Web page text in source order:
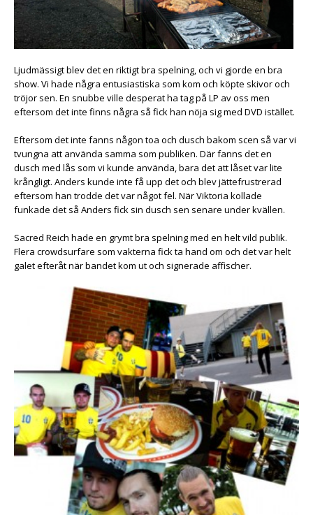
Ljudmässigt blev det en riktigt bra spelning, och vi gjorde en bra
show. Vi hade några entusiastiska som kom och köpte skivor och
tröjor sen. En snubbe ville desperat ha tag på LP av oss men
eftersom det inte finns några så fick han nöja sig med DVD istället.
Eftersom det inte fanns någon toa och dusch bakom scen så var vi
tvungna att använda samma som publiken. Där fanns det en
dusch med lås som vi kunde använda, bara det att låset var lite
krångligt. Anders kunde inte få upp det och blev jättefrustrerad
eftersom han trodde det var något fel. När Viktoria kollade
funkade det så Anders fick sin dusch sen senare under kvällen.
Sacred Reich hade en grymt bra spelning med en helt vild publik.
Flera crowdsurfare som vakterna fick ta hand om och det var helt
galet efteråt när bandet kom ut och signerade affischer.